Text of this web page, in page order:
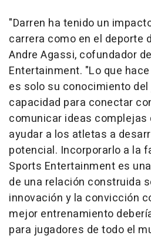
"Darren ha tenido un
carrera como en el deporte
Andre Agassi, cofundador
Entertainment. "Lo que
es solo su conocimiento
capacidad para conectar
comunicar ideas
ayudar a los atletas a
potencial. Incorporarlo a la
Sports Entertainment es
de una relación construida
innovación y la convicción
mejor entrenamiento
para jugadores de todo el